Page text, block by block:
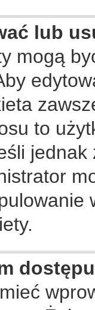
lub
mogą
to
jednak